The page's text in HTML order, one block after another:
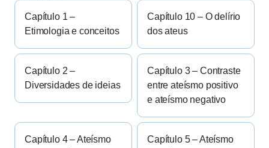
Capítulo 1 –
Etimologia e conceitos
Capítulo 10 – O delírio
dos ateus
Capítulo 2 –
Diversidades de ideias
Capítulo 3 – Contraste
entre ateísmo positivo
e ateísmo negativo
Capítulo 4 – Ateísmo
Capítulo 5 – Ateísmo